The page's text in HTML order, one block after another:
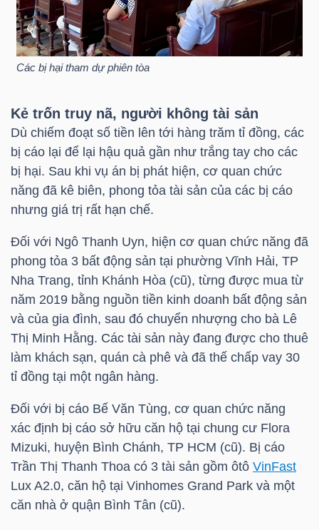
Các bị hại tham dự phiên tòa
Kẻ trốn truy nã, người không tài sản
Dù chiếm đoạt số tiền lên tới hàng trăm tỉ đồng, các
bị cáo lại để lại hậu quả gần như trắng tay cho các
bị hại. Sau khi vụ án bị phát hiện, cơ quan chức
năng đã kê biên, phong tỏa tài sản của các bị cáo
nhưng giá trị rất hạn chế.
Đối với Ngô Thanh Uyn, hiện cơ quan chức năng đã
phong tỏa 3 bất động sản tại phường Vĩnh Hải, TP
Nha Trang, tỉnh Khánh Hòa (cũ), từng được mua từ
năm 2019 bằng nguồn tiền kinh doanh bất động sản
và của gia đình, sau đó chuyển nhượng cho bà Lê
Thị Minh Hằng. Các tài sản này đang được cho thuê
làm khách sạn, quán cà phê và đã thế chấp vay 30
tỉ đồng tại một ngân hàng.
Đối với bị cáo Bế Văn Tùng, cơ quan chức năng
xác định bị cáo sở hữu căn hộ tại chung cư Flora
Mizuki, huyện Bình Chánh, TP HCM (cũ). Bị cáo
Trần Thị Thanh Thoa có 3 tài sản gồm ôtô VinFast
Lux A2.0, căn hộ tại Vinhomes Grand Park và một
căn nhà ở quận Bình Tân (cũ).
SECTOR
NĂNG
LƯỢNG
VẬT
LIỆU
NGHIỆP
TIÊU
DÙNG